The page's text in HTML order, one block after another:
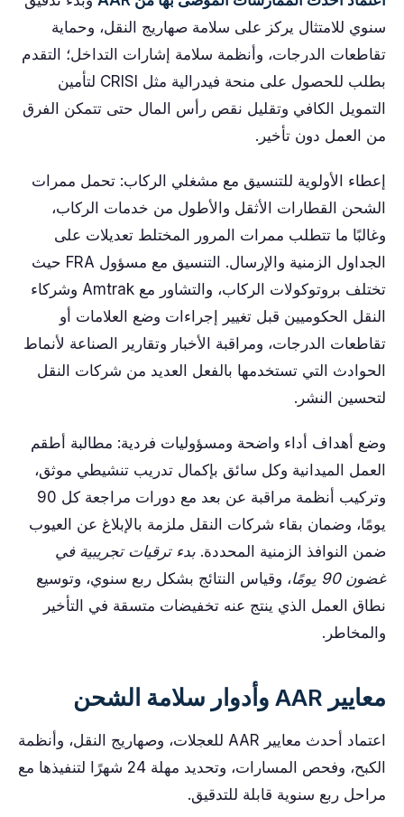
سنوي للامتثال يركز على سلامة صهاريج النقل، وحماية
تقاطعات الدرجات، وأنظمة سلامة إشارات التداخل؛ التقدم
بطلب للحصول على منحة فيدرالية مثل CRISI لتأمين
التمويل الكافي وتقليل نقص رأس المال حتى تتمكن الفرق
من العمل دون تأخير.
إعطاء الأولوية للتنسيق مع مشغلي الركاب: تحمل ممرات
الشحن القطارات الأثقل والأطول من خدمات الركاب،
وغالبًا ما تتطلب ممرات المرور المختلط تعديلات على
الجداول الزمنية والإرسال. التنسيق مع مسؤول FRA حيث
تختلف بروتوكولات الركاب، والتشاور مع Amtrak وشركاء
النقل الحكوميين قبل تغيير إجراءات وضع العلامات أو
تقاطعات الدرجات، ومراقبة الأخبار وتقارير الصناعة لأنماط
الحوادث التي تستخدمها بالفعل العديد من شركات النقل
لتحسين النشر.
وضع أهداف أداء واضحة ومسؤوليات فردية: مطالبة أطقم
العمل الميدانية وكل سائق بإكمال تدريب تنشيطي موثق،
وتركيب أنظمة مراقبة عن بعد مع دورات مراجعة كل 90
يومًا، وضمان بقاء شركات النقل ملزمة بالإبلاغ عن العيوب
ضمن النوافذ الزمنية المحددة. بدء ترقيات تجريبية في
غضون 90 يومًا
، وقياس النتائج بشكل ربع سنوي، وتوسيع
نطاق العمل الذي ينتج عنه تخفيضات متسقة في التأخير
والمخاطر.
معايير AAR وأدوار سلامة الشحن
اعتماد أحدث معايير AAR للعجلات، وصهاريج النقل، وأنظمة
الكبح، وفحص المسارات، وتحديد مهلة 24 شهرًا لتنفيذها مع
مراحل ربع سنوية قابلة للتدقيق.